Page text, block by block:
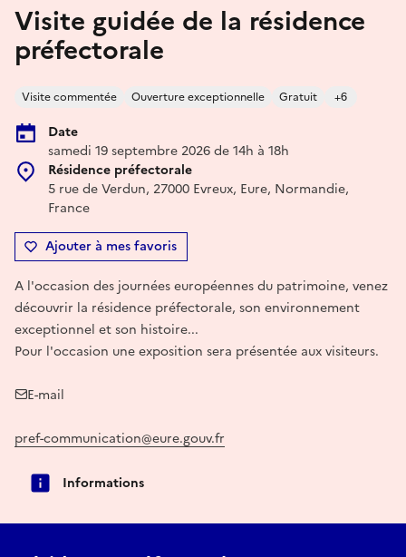
Visite guidée de la résidence
préfectorale
Visite commentée Ouverture exceptionnelle Gratuit +6
Date
samedi 19 septembre 2026 de 14h à 18h
Résidence préfectorale
5 rue de Verdun, 27000 Evreux, Eure, Normandie,
France
Ajouter à mes favoris
A l'occasion des journées européennes du patrimoine, venez
découvrir la résidence préfectorale, son environnement
exceptionnel et son histoire...
Pour l'occasion une exposition sera présentée aux visiteurs.
E-mail
pref-communication@eure.gouv.fr
Informations